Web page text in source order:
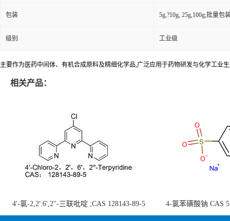
包装 5g,?10g, 25g,100g;批量包
级别 工业级
主要作为医药中间体、有机合成原料及精细化学品,广泛应用于药物研发与化学工业
相关产品：
4'-氯-2,2':6',2''-三联吡啶 ;CAS 128143-89-5
;4'-Chloro-2,2':6',2''-terpyridine;4-
4-氯苯磺酸钠 CAS